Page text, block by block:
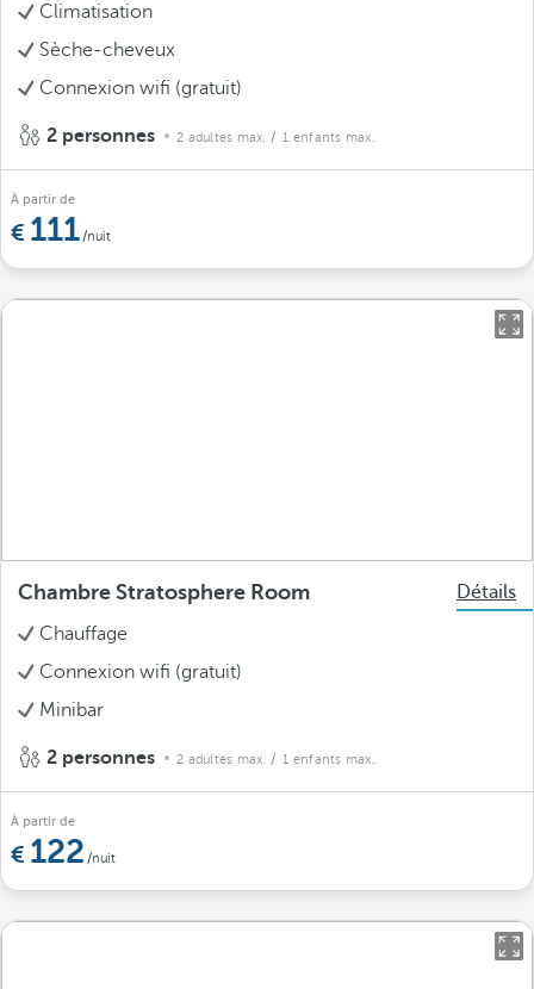
Climatisation
Sèche-cheveux
Connexion wifi (gratuit)
2 personnes 2 adultes max. / 1 enfants max.
À partir de
111/nuit
Chambre Stratosphere Room
Détails
Chauffage
Connexion wifi (gratuit)
Minibar
2 personnes 2 adultes max. / 1 enfants max.
À partir de
122 /nuit